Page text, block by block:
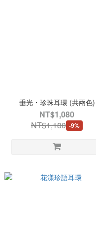
垂光・珍珠耳環 (共兩色)
NT$1,080
NT$1,180 -9%